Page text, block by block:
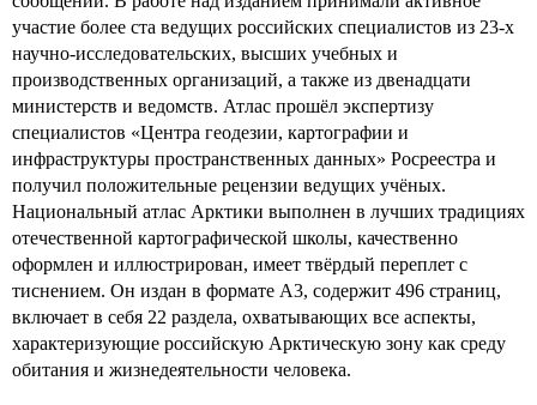
участие более ста ведущих российских специалистов из 23-х
научно-исследовательских, высших учебных и
производственных организаций, а также из двенадцати
министерств и ведомств. Атлас прошёл экспертизу
специалистов «Центра геодезии, картографии и
инфраструктуры пространственных данных» Росреестра и
получил положительные рецензии ведущих учёных.
Национальный атлас Арктики выполнен в лучших традициях
отечественной картографической школы, качественно
оформлен и иллюстрирован, имеет твёрдый переплет с
тиснением. Он издан в формате А3, содержит 496 страниц,
включает в себя 22 раздела, охватывающих все аспекты,
характеризующие российскую Арктическую зону как среду
обитания и жизнедеятельности человека.